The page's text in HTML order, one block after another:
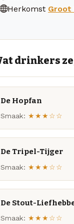
Herkomst Groot
drinkers
De Hopfan
Smaak: ★★★☆☆
De Tripel-Tijger
Smaak: ★★★☆☆
De Stout-
Smaak: ★★★☆☆